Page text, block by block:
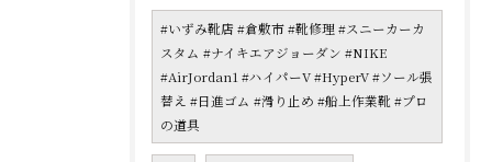
#いずみ靴店 #倉敷市 #靴修理 #スニーカーカ
スタム #ナイキエアジョーダン #NIKE
#AirJordan1 #ハイパーV #HyperV #ソール張
替え #日進ゴム #滑り止め #船上作業靴 #プロ
の道具